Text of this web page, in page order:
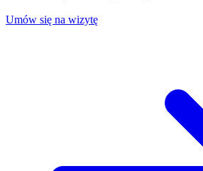
Umów się na wizytę